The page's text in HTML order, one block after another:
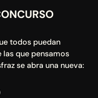
todos puedan
las que pensamos
se abra una nueva: